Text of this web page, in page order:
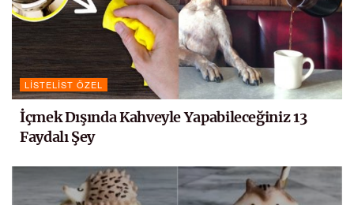
LISTELIST ÖZEL
İçmek Dışında Kahveyle Yapabileceğiniz 13
Faydalı Şey